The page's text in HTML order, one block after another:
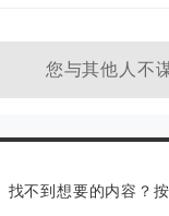
您与其他人不
找不到想要的内容？按